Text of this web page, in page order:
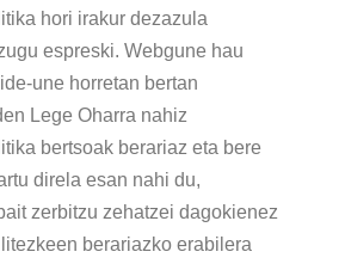
hori irakur dezazula
espreski. Webgune hau
une horretan bertan
Lege Oharra nahiz
bertsoak berariaz eta bere
direla esan nahi du,
zerbitzu zehatzei dagokienez
berariazko erabilera